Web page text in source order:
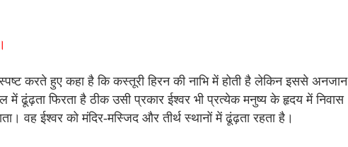
स्पष्ट करते हुए कहा है कि कस्तूरी हिरन की नाभि में होती है लेकिन इससे अनजान
फिरता है ठीक उसी प्रकार ईश्वर भी प्रत्येक मनुष्य के हृदय में निवास
वह ईश्वर को मंदिर-मस्जिद और तीर्थ स्थानों में ढूंढ़ता रहता है।